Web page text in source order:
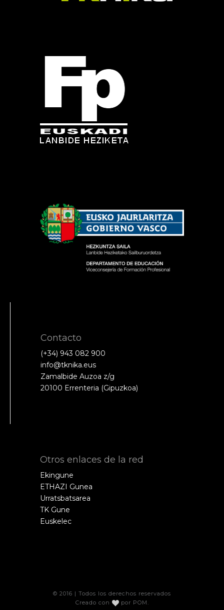
Contacto
(+34) 943 082 900
info@tknika.eus
Zamalbide Auzoa z/g
20100 Errenteria (Gipuzkoa)
Otros enlaces de la red
Ekingune
ETHAZI Gunea
Urratsbatsarea
TK Gune
Euskelec
© 2016 | Todos los derechos reservados
Creado con
por POM .